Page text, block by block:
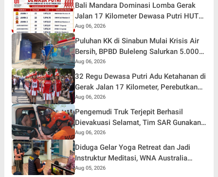
Bali Mandara Dominasi Lomba Gerak
Jalan 17 Kilometer Dewasa Putri HUT
RI ke-81 di Buleleng
Aug 06, 2026
Puluhan KK di Sinabun Mulai Krisis Air
Bersih, BPBD Buleleng Salurkan 5.000
Liter Air dan Siaga Hadapi Dampak
Kemarau
Aug 06, 2026
32 Regu Dewasa Putri Adu Ketahanan di
Gerak Jalan 17 Kilometer, Perebutkan
Hadiah Rp82,5 Juta pada HUT RI ke-81
Aug 06, 2026
Pengemudi Truk Terjepit Berhasil
Dievakuasi Selamat, Tim SAR Gunakan
Teknik Khusus
Aug 06, 2026
Diduga Gelar Yoga Retreat dan Jadi
Instruktur Meditasi, WNA Australia
Dideportasi Imigrasi Singaraja
Aug 05, 2026